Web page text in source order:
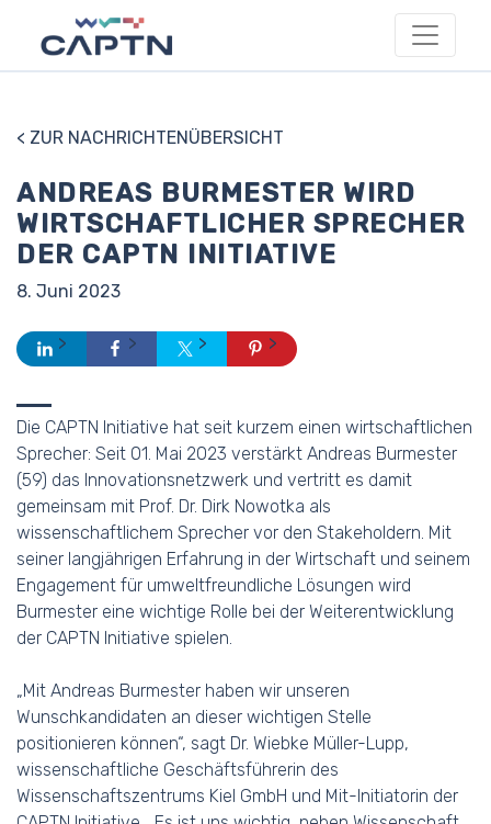
< ZUR NACHRICHTENÜBERSICHT
ANDREAS BURMESTER WIRD
WIRTSCHAFTLICHER SPRECHER
DER CAPTN INITIATIVE
8. Juni 2023
Die CAPTN Initiative hat seit kurzem einen wirtschaftlichen
Sprecher: Seit 01. Mai 2023 verstärkt Andreas Burmester
(59) das Innovationsnetzwerk und vertritt es damit
gemeinsam mit Prof. Dr. Dirk Nowotka als
wissenschaftlichem Sprecher vor den Stakeholdern. Mit
seiner langjährigen Erfahrung in der Wirtschaft und seinem
Engagement für umweltfreundliche Lösungen wird
Burmester eine wichtige Rolle bei der Weiterentwicklung
der CAPTN Initiative spielen.
„Mit Andreas Burmester haben wir unseren
Wunschkandidaten an dieser wichtigen Stelle
positionieren können“, sagt Dr. Wiebke Müller-Lupp,
wissenschaftliche Geschäftsführerin des
Wissenschaftszentrums Kiel GmbH und Mit-Initiatorin der